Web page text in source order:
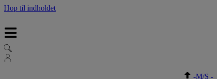
Hop til indholdet
-M/S -